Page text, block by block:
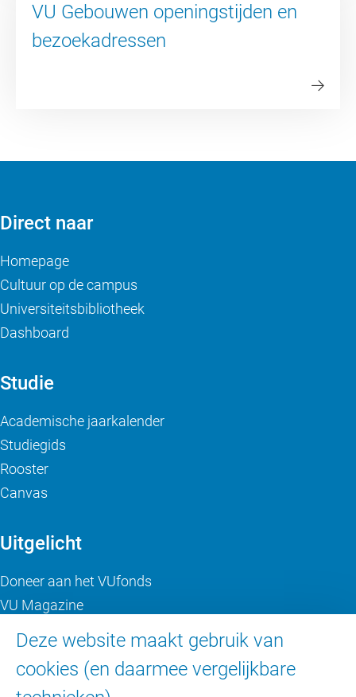
VU Gebouwen openingstijden en
bezoekadressen
Deze website maakt gebruik van
cookies (en daarmee vergelijkbare
Direct naar
Homepage
Cultuur op de campus
Universiteitsbibliotheek
Dashboard
Studie
Academische jaarkalender
Studiegids
Rooster
Canvas
Uitgelicht
Doneer aan het VUfonds
VU Magazine